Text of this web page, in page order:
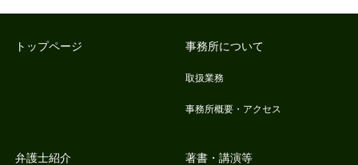
トップページ 事務所について
取扱業務
事務所概要・アクセス
弁護士紹介 著書・講演等